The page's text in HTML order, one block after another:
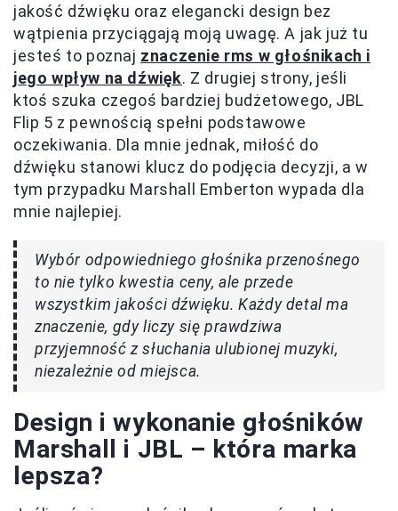
jakość dźwięku oraz elegancki design bez
wątpienia przyciągają moją uwagę. A jak już tu
jesteś to poznaj znaczenie rms w głośnikach i
jego wpływ na dźwięk. Z drugiej strony, jeśli
ktoś szuka czegoś bardziej budżetowego, JBL
Flip 5 z pewnością spełni podstawowe
oczekiwania. Dla mnie jednak, miłość do
dźwięku stanowi klucz do podjęcia decyzji, a w
tym przypadku Marshall Emberton wypada dla
mnie najlepiej.
Wybór odpowiedniego głośnika przenośnego
to nie tylko kwestia ceny, ale przede
wszystkim jakości dźwięku. Każdy detal ma
znaczenie, gdy liczy się prawdziwa
przyjemność z słuchania ulubionej muzyki,
niezależnie od miejsca.
Design i wykonanie głośników
Marshall i JBL – która marka
lepsza?